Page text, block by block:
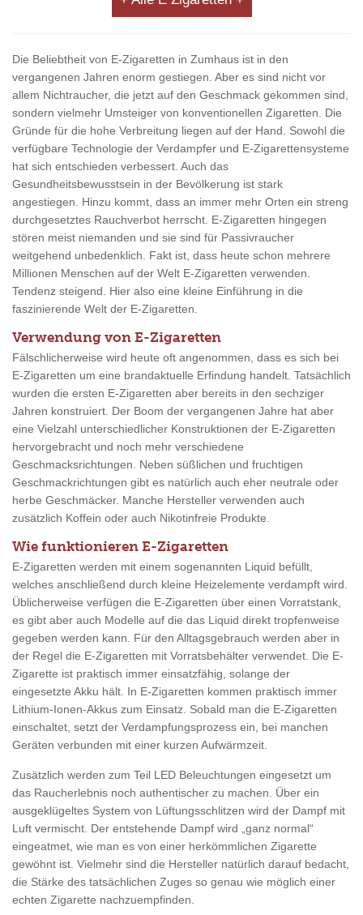
Die Beliebtheit von E-Zigaretten in Zumhaus ist in den
vergangenen Jahren enorm gestiegen. Aber es sind nicht vor
allem Nichtraucher, die jetzt auf den Geschmack gekommen sind,
sondern vielmehr Umsteiger von konventionellen Zigaretten. Die
Gründe für die hohe Verbreitung liegen auf der Hand. Sowohl die
verfügbare Technologie der Verdampfer und E-Zigarettensysteme
hat sich entschieden verbessert. Auch das
Gesundheitsbewusstsein in der Bevölkerung ist stark
angestiegen. Hinzu kommt, dass an immer mehr Orten ein streng
durchgesetztes Rauchverbot herrscht. E-Zigaretten hingegen
stören meist niemanden und sie sind für Passivraucher
weitgehend unbedenklich. Fakt ist, dass heute schon mehrere
Millionen Menschen auf der Welt E-Zigaretten verwenden.
Tendenz steigend. Hier also eine kleine Einführung in die
faszinierende Welt der E-Zigaretten.
Verwendung von E-Zigaretten
Fälschlicherweise wird heute oft angenommen, dass es sich bei
E-Zigaretten um eine brandaktuelle Erfindung handelt. Tatsächlich
wurden die ersten E-Zigaretten aber bereits in den sechziger
Jahren konstruiert. Der Boom der vergangenen Jahre hat aber
eine Vielzahl unterschiedlicher Konstruktionen der E-Zigaretten
hervorgebracht und noch mehr verschiedene
Geschmacksrichtungen. Neben süßlichen und fruchtigen
Geschmackrichtungen gibt es natürlich auch eher neutrale oder
herbe Geschmäcker. Manche Hersteller verwenden auch
zusätzlich Koffein oder auch Nikotinfreie Produkte.
Wie funktionieren E-Zigaretten
E-Zigaretten werden mit einem sogenannten Liquid befüllt,
welches anschließend durch kleine Heizelemente verdampft wird.
Üblicherweise verfügen die E-Zigaretten über einen Vorratstank,
es gibt aber auch Modelle auf die das Liquid direkt tropfenweise
gegeben werden kann. Für den Alltagsgebrauch werden aber in
der Regel die E-Zigaretten mit Vorratsbehälter verwendet. Die E-
Zigarette ist praktisch immer einsatzfähig, solange der
eingesetzte Akku hält. In E-Zigaretten kommen praktisch immer
Lithium-Ionen-Akkus zum Einsatz. Sobald man die E-Zigaretten
einschaltet, setzt der Verdampfungsprozess ein, bei manchen
Geräten verbunden mit einer kurzen Aufwärmzeit.
Zusätzlich werden zum Teil LED Beleuchtungen eingesetzt um
das Raucherlebnis noch authentischer zu machen. Über ein
ausgeklügeltes System von Lüftungsschlitzen wird der Dampf mit
Luft vermischt. Der entstehende Dampf wird „ganz normal“
eingeatmet, wie man es von einer herkömmlichen Zigarette
gewöhnt ist. Vielmehr sind die Hersteller natürlich darauf bedacht,
die Stärke des tatsächlichen Zuges so genau wie möglich einer
echten Zigarette nachzuempfinden.